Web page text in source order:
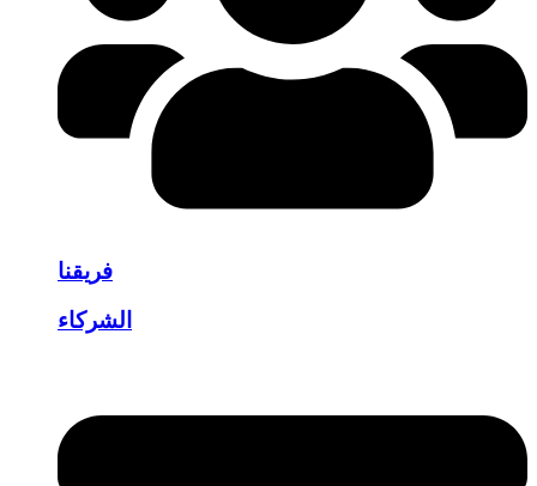
فريقنا
الشركاء